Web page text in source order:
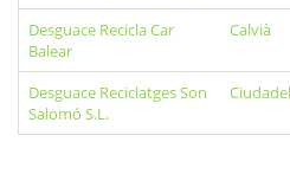
Desguace Recicla Car
Balear
Calvià
Desguace Reciclatges Son
Salomó S.L.